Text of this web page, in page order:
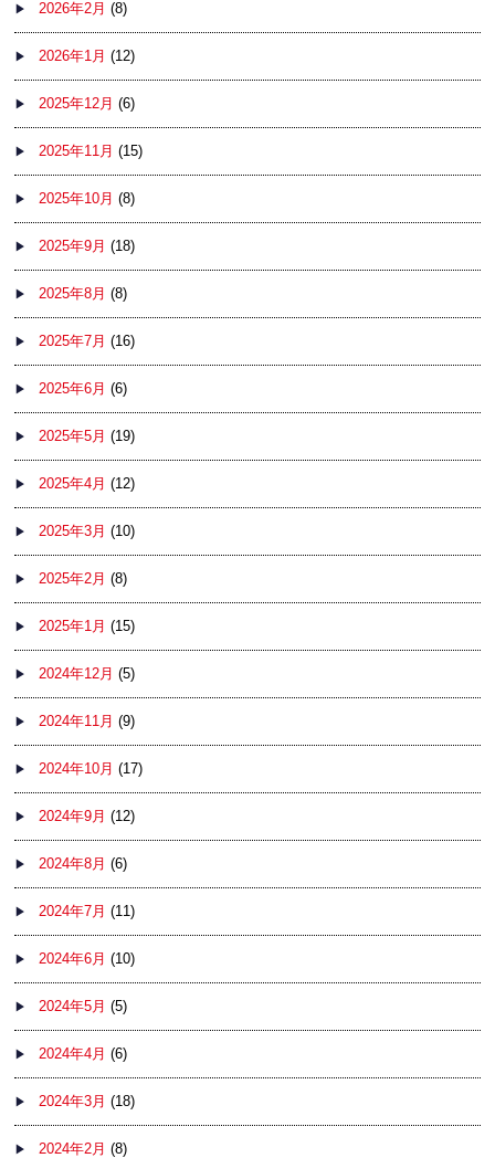
2026年2月 (8)
2026年1月 (12)
2025年12月 (6)
2025年11月 (15)
2025年10月 (8)
2025年9月 (18)
2025年8月 (8)
2025年7月 (16)
2025年6月 (6)
2025年5月 (19)
2025年4月 (12)
2025年3月 (10)
2025年2月 (8)
2025年1月 (15)
2024年12月 (5)
2024年11月 (9)
2024年10月 (17)
2024年9月 (12)
2024年8月 (6)
2024年7月 (11)
2024年6月 (10)
2024年5月 (5)
2024年4月 (6)
2024年3月 (18)
2024年2月 (8)